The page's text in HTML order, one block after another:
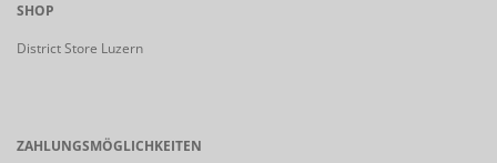
SHOP
District Store Luzern
ZAHLUNGSMÖGLICHKEITEN